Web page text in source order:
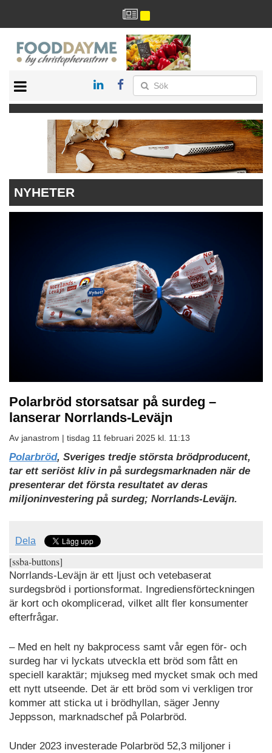
RECEPT
RESTAURANG
NYHETER
Polarbröd storsatsar på surdeg –
lanserar Norrlands-Leväjn
Av janastrom | tisdag 11 februari 2025 kl. 11:13
Polarbröd, Sveriges tredje största brödproducent,
tar ett seriöst kliv in på surdegsmarknaden när de
presenterar det första resultatet av deras
miljoninvestering på surdeg; Norrlands-Leväjn.
Dela
[ssba-buttons]
Norrlands-Leväjn är ett ljust och vetebaserat
surdegsbröd i portionsformat. Ingrediensförteckningen
är kort och okomplicerad, vilket allt fler konsumenter
efterfrågar.
– Med en helt ny bakprocess samt vår egen för- och
surdeg har vi lyckats utveckla ett bröd som fått en
speciell karaktär; mjukseg med mycket smak och med
ett nytt utseende. Det är ett bröd som vi verkligen tror
kommer att sticka ut i brödhyllan, säger Jenny
Jeppsson, marknadschef på Polarbröd.
Under 2023 investerade Polarbröd 52,3 miljoner i